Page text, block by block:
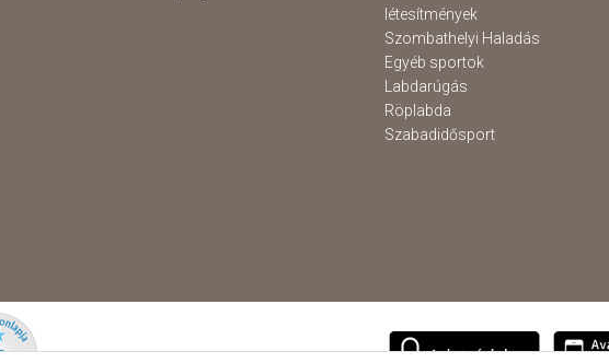
létesítmények
Szombathelyi Haladás
Egyéb sportok
Labdarúgás
Röplabda
Szabadidősport